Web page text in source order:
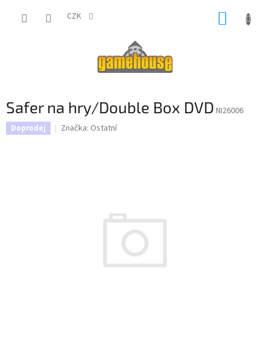
CZK
Safer na hry/Double Box DVD NI26006
Doprodej Značka: Ostatní